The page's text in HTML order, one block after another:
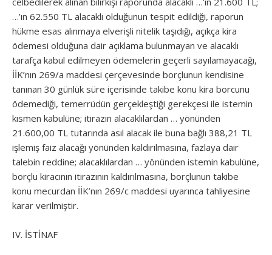
…’ın 62.550 TL alacaklı olduğunun tespit edildiği, raporun
hükme esas alınmaya elverişli nitelik taşıdığı, açıkça kira
ödemesi olduğuna dair açıklama bulunmayan ve alacaklı
tarafça kabul edilmeyen ödemelerin geçerli sayılamayacağı,
İİK’nın 269/a maddesi çerçevesinde borçlunun kendisine
tanınan 30 günlük süre içerisinde takibe konu kira borcunu
ödemediği, temerrüdün gerçekleştiği gerekçesi ile istemin
kısmen kabulüne; itirazın alacaklılardan … yönünden
21.600,00 TL tutarında asıl alacak ile buna bağlı 388,21 TL
işlemiş faiz alacağı yönünden kaldırılmasına, fazlaya dair
talebin reddine; alacaklılardan … yönünden istemin kabulüne,
borçlu kiracının itirazının kaldırılmasına, borçlunun takibe
konu mecurdan İİK’nın 269/c maddesi uyarınca tahliyesine
karar verilmiştir.
IV. İSTİNAF